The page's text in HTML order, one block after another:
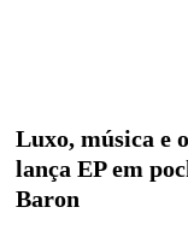
Luxo, música e
lança EP em
Baron